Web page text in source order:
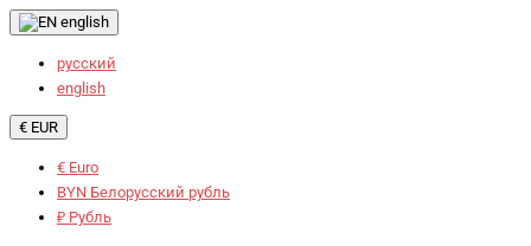
english
русский
english
€ EUR
€ Euro
BYN Белорусский рубль
₽ Рубль